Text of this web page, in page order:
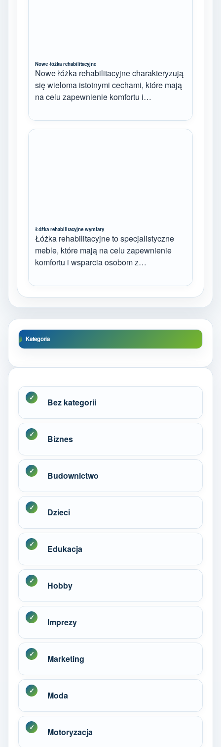
Nowe łóżka rehabilitacyjne
Nowe łóżka rehabilitacyjne charakteryzują
się wieloma istotnymi cechami, które mają
na celu zapewnienie komfortu i…
Łóżka rehabilitacyjne wymiary
Łóżka rehabilitacyjne to specjalistyczne
meble, które mają na celu zapewnienie
komfortu i wsparcia osobom z…
Kategoria
Bez kategorii
Biznes
Budownictwo
Dzieci
Edukacja
Hobby
Imprezy
Marketing
Moda
Motoryzacja